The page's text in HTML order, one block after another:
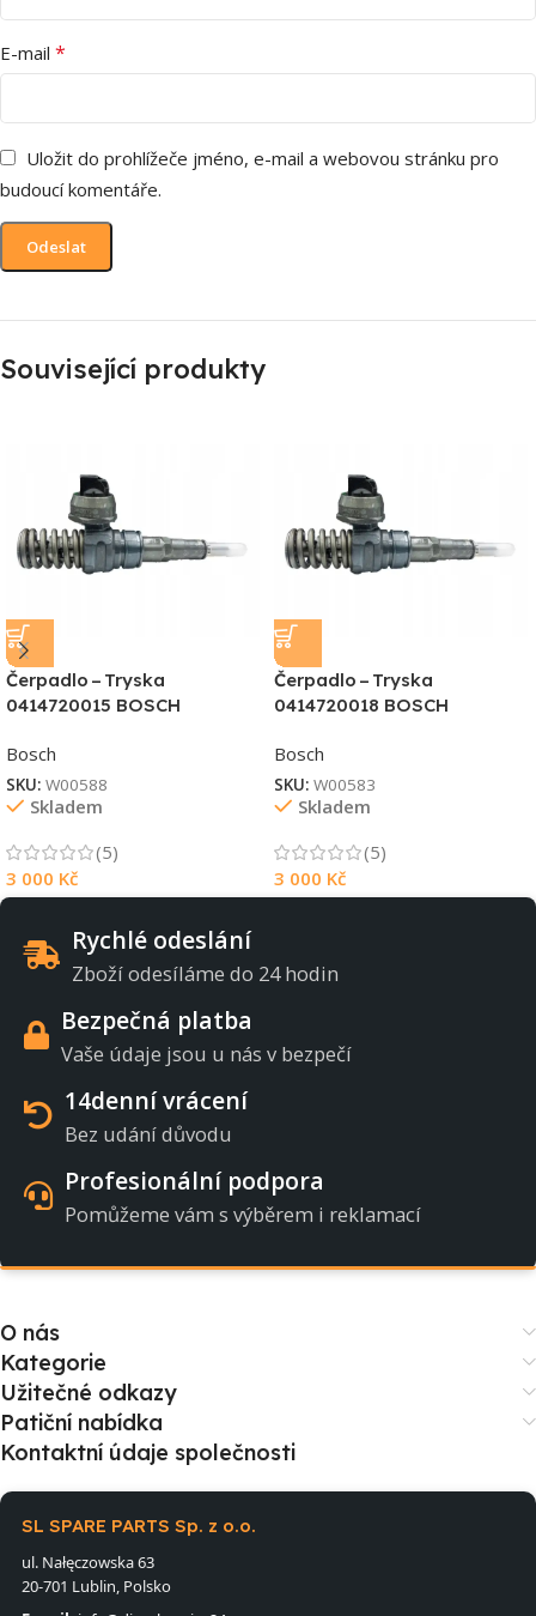
E-mail *
Uložit do prohlížeče jméno, e-mail a webovou stránku pro
budoucí komentáře.
Související produkty
Čerpadlo – Tryska
0414720015 BOSCH
Bosch
SKU: W00588
Skladem
(5)
3 000 Kč
Čerpadlo – Tryska
0414720018 BOSCH
Bosch
SKU: W00583
Skladem
(5)
3 000 Kč
Rychlé odeslání
Zboží odesíláme do 24 hodin
Bezpečná platba
Vaše údaje jsou u nás v bezpečí
14denní vrácení
Bez udání důvodu
Profesionální podpora
Pomůžeme vám s výběrem i reklamací
O nás
Kategorie
Užitečné odkazy
Patiční nabídka
Kontaktní údaje společnosti
SL SPARE PARTS Sp. z o.o.
ul. Nałęczowska 63
20-701 Lublin, Polsko